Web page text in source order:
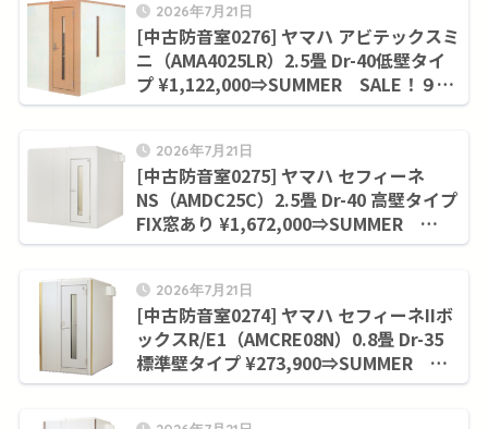
2026年7月21日
[中古防音室0276] ヤマハ アビテックスミ
ニ（AMA4025LR）2.5畳 Dr-40低壁タイ
プ ¥1,122,000⇒SUMMER SALE！９月
末まで¥1,045,000
2026年7月21日
[中古防音室0275] ヤマハ セフィーネ
NS（AMDC25C）2.5畳 Dr-40 高壁タイプ
FIX窓あり ¥1,672,000⇒SUMMER
SALE！９月末まで¥1,415,700
2026年7月21日
[中古防音室0274] ヤマハ セフィーネIIボ
ックスR/E1（AMCRE08N）0.8畳 Dr-35
標準壁タイプ ¥273,900⇒SUMMER
SALE！９月末まで¥228,800